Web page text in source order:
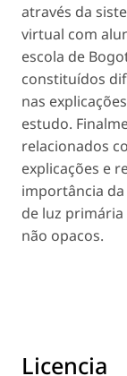
através da
virtual com
escola de
constituídos
nas
estudo.
relacionados
explicações e
importância
de luz
não opacos.
Licencia